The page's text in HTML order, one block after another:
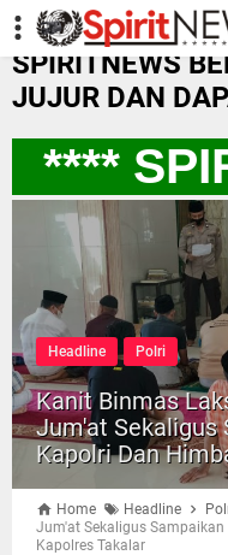
-->
SPIRITNEWS
JUJUR DAN
Headline Polri
Kanit Binmas
Jum'at Sekaligus
Kapolri Dan
Home Headline
Jum'at Sekaligus
Kapolres Takalar